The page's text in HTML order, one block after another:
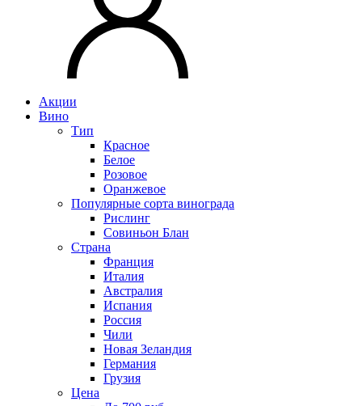
Акции
Вино
Тип
Красное
Белое
Розовое
Оранжевое
Популярные сорта винограда
Рислинг
Совиньон Блан
Страна
Франция
Италия
Австралия
Испания
Россия
Чили
Новая Зеландия
Германия
Грузия
Цена